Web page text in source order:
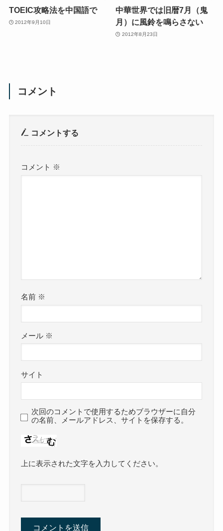
TOEIC攻略法を中国語で
2012年9月10日
中華世界では旧暦7月（鬼
月）に風鈴を鳴らさない
2012年8月23日
コメント
コメントする
コメント ※
名前 ※
メール ※
サイト
次回のコメントで使用するためブラウザーに自分
の名前、メールアドレス、サイトを保存する。
上に表示された文字を入力してください。